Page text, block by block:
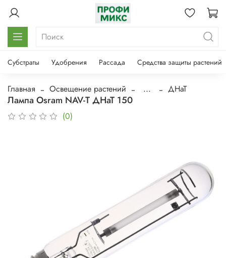
Субстраты Удобрения Рассада Средства защиты растений
Главная Освещение растений ... ДНаТ
Лампа Osram NAV-T ДНаТ 150
(0)